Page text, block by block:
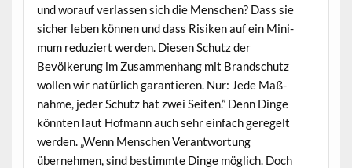
und worauf ver­lassen sich die Men­schen? Dass sie
sich­er leben kön­nen und dass Risiken auf ein Min­i­
mum reduziert wer­den. Diesen Schutz der
Bevölkerung im Zusam­men­hang mit Brand­schutz
wollen wir natür­lich garantieren. Nur: Jede Maß­
nahme, jed­er Schutz hat zwei Seit­en.” Denn Dinge
kön­nten laut Hof­mann auch sehr ein­fach geregelt
wer­den. „Wenn Men­schen Ver­ant­wor­tung
übernehmen, sind bes­timmte Dinge möglich. Doch